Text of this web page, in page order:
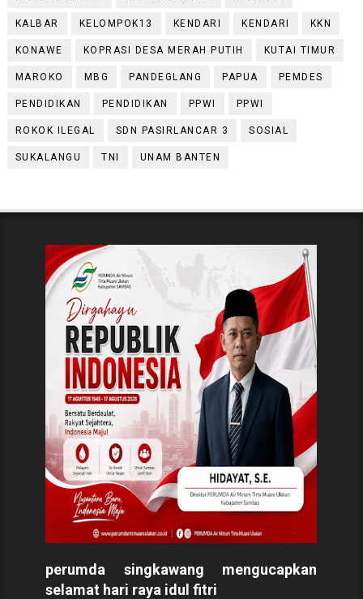
KALBAR KELOMPOK13 KENDARI KENDARI KKN
KONAWE KOPRASI DESA MERAH PUTIH KUTAI TIMUR
MAROKO MBG PANDEGLANG PAPUA PEMDES
PENDIDIKAN PENDIDIKAN PPWI PPWI
ROKOK ILEGAL SDN PASIRLANCAR 3 SOSIAL
SUKALANGU TNI UNAM BANTEN
perumda singkawang mengucapkan
selamat hari raya idul fitri